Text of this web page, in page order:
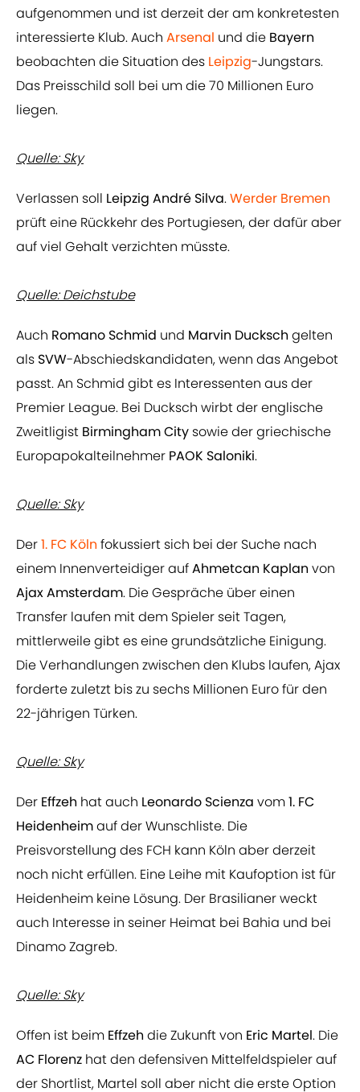
aufgenommen und ist derzeit der am konkretesten
interessierte Klub. Auch Arsenal und die Bayern
beobachten die Situation des Leipzig-Jungstars.
Das Preisschild soll bei um die 70 Millionen Euro
liegen.
Quelle: Sky
Verlassen soll Leipzig André Silva.Werder Bremen
prüft eine Rückkehr des Portugiesen, der dafür aber
auf viel Gehalt verzichten müsste.
Quelle: Deichstube
Auch Romano Schmid und Marvin Ducksch gelten
als SVW-Abschiedskandidaten, wenn das Angebot
passt. An Schmid gibt es Interessenten aus der
Premier League. Bei Ducksch wirbt der englische
Zweitligist Birmingham City sowie der griechische
Europapokalteilnehmer PAOK Saloniki.
Quelle: Sky
Der1. FC Köln fokussiert sich bei der Suche nach
einem Innenverteidiger aufAhmetcan Kaplan von
Ajax Amsterdam. Die Gespräche über einen
Transfer laufen mit dem Spieler seit Tagen,
mittlerweile gibt es eine grundsätzliche Einigung.
Die Verhandlungen zwischen den Klubs laufen, Ajax
forderte zuletzt bis zu sechs Millionen Euro für den
22-jährigen Türken.
Quelle: Sky
Der Effzeh hat auch Leonardo Scienza vom1. FC
Heidenheimauf der Wunschliste. Die
Preisvorstellung des FCH kann Köln aber derzeit
noch nicht erfüllen. Eine Leihe mit Kaufoption ist für
Heidenheim keine Lösung. Der Brasilianer weckt
auch Interesse in seiner Heimat bei Bahia und bei
Dinamo Zagreb.
Quelle: Sky
Offen ist beim Effzeh die Zukunft von Eric Martel. Die
AC Florenz hat den defensiven Mittelfeldspieler auf
der Shortlist, Martel soll aber nicht die erste Option